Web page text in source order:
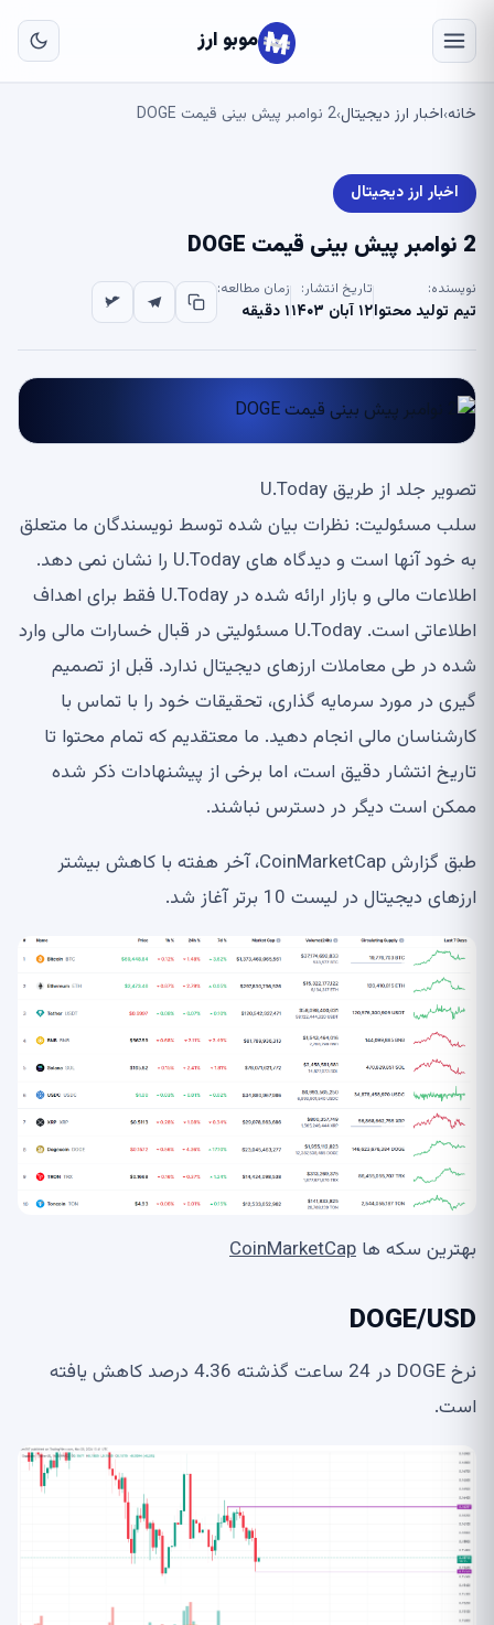
موبو ارز
خانه›اخبار ارز دیجیتال›2 نوامبر پیش بینی قیمت DOGE
اخبار ارز دیجیتال
2 نوامبر پیش بینی قیمت DOGE
نویسنده:
تیم تولید محتوا
تاریخ انتشار:
۱۲ آبان ۱۴۰۳
زمان مطالعه:
۱ دقیقه
تصویر جلد از طریق U.Today
سلب مسئولیت: نظرات بیان شده توسط نویسندگان ما متعلق
به خود آنها است و دیدگاه های U.Today را نشان نمی دهد.
اطلاعات مالی و بازار ارائه شده در U.Today فقط برای اهداف
اطلاعاتی است. U.Today مسئولیتی در قبال خسارات مالی وارد
شده در طی معاملات ارزهای دیجیتال ندارد. قبل از تصمیم
گیری در مورد سرمایه گذاری، تحقیقات خود را با تماس با
کارشناسان مالی انجام دهید. ما معتقدیم که تمام محتوا تا
تاریخ انتشار دقیق است، اما برخی از پیشنهادات ذکر شده
ممکن است دیگر در دسترس نباشند.
طبق گزارش CoinMarketCap، آخر هفته با کاهش بیشتر
ارزهای دیجیتال در لیست 10 برتر آغاز شد.
بهترین سکه ها CoinMarketCap
DOGE/USD
نرخ DOGE در 24 ساعت گذشته 4.36 درصد کاهش یافته
است.